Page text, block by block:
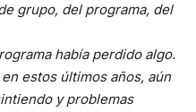
grupo, del programa, del
había perdido algo.
estos últimos años, aún
y problemas